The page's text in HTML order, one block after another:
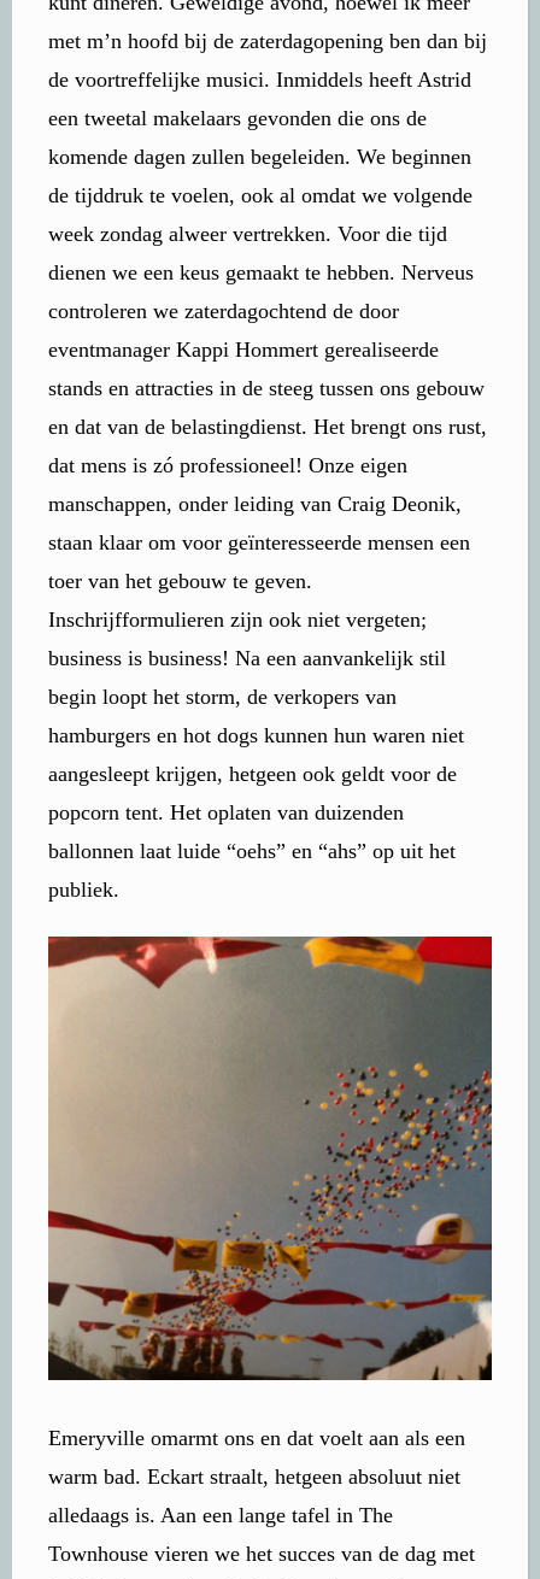
met m’n hoofd bij de zaterdagopening ben dan bij
de voortreffelijke musici. Inmiddels heeft Astrid
een tweetal makelaars gevonden die ons de
komende dagen zullen begeleiden. We beginnen
de tijddruk te voelen, ook al omdat we volgende
week zondag alweer vertrekken. Voor die tijd
dienen we een keus gemaakt te hebben. Nerveus
controleren we zaterdagochtend de door
eventmanager Kappi Hommert gerealiseerde
stands en attracties in de steeg tussen ons gebouw
en dat van de belastingdienst. Het brengt ons rust,
dat mens is zó professioneel! Onze eigen
manschappen, onder leiding van Craig Deonik,
staan klaar om voor geïnteresseerde mensen een
toer van het gebouw te geven.
Inschrijfformulieren zijn ook niet vergeten;
business is business! Na een aanvankelijk stil
begin loopt het storm, de verkopers van
hamburgers en hot dogs kunnen hun waren niet
aangesleept krijgen, hetgeen ook geldt voor de
popcorn tent. Het oplaten van duizenden
ballonnen laat luide “oehs” en “ahs” op uit het
publiek.
Emeryville omarmt ons en dat voelt aan als een
warm bad. Eckart straalt, hetgeen absoluut niet
alledaags is. Aan een lange tafel in The
Townhouse vieren we het succes van de dag met